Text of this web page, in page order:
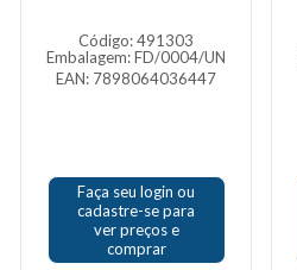
Código: 491303
Embalagem: FD/0004/UN
EAN: 7898064036447
Faça seu login ou
cadastre-se para
ver preços e
comprar